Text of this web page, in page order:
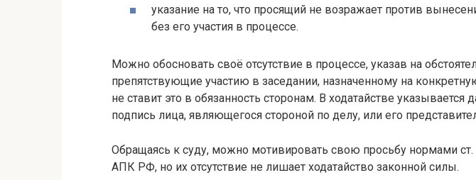
указание на то, что просящий не возражает против
без его участия в процессе.
Можно обосновать своё отсутствие в процессе, указав на
препятствующие участию в заседании, назначенному на
не ставит это в обязанность сторонам. В ходатайстве указывается
подпись лица, являющегося стороной по делу, или его
Обращаясь к суду, можно мотивировать свою просьбу нормами
АПК РФ, но их отсутствие не лишает ходатайство законной силы.